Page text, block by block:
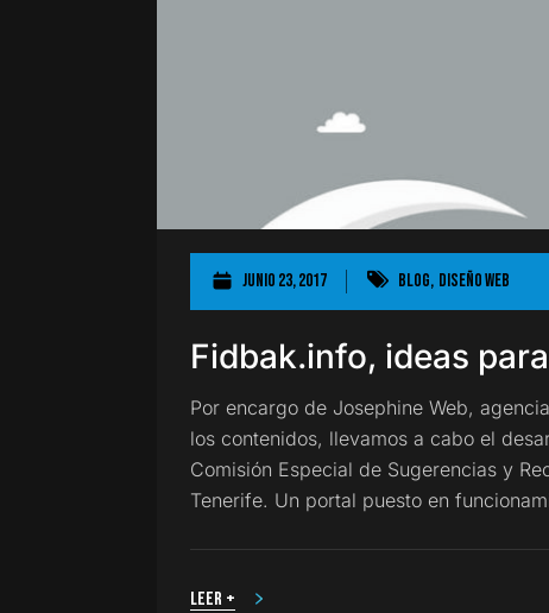
junio 23, 2017 Blog, Diseño Web
Fidbak.info, ideas
Por encargo de Josephine Web,
los contenidos, llevamos a cabo el
Comisión Especial de Sugerencias y
Tenerife. Un portal puesto en
Leer +